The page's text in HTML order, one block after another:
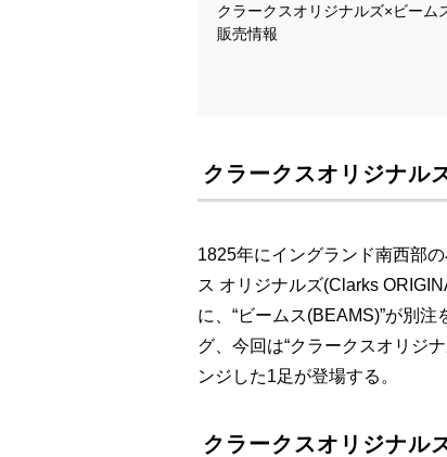
クラークスオリジナルズ×ビーム
販売情報
クラークスオリジナル
1825年にイングランド南西部
ス オリジナルズ(Clarks
に、“ビームス(BEAMS)”が別
グ、今回は“クラークスオリジ
ンジした1足が登場する。
クラークスオリジナル